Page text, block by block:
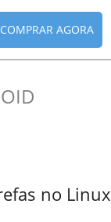
COMPRAR AGORA
no Linux